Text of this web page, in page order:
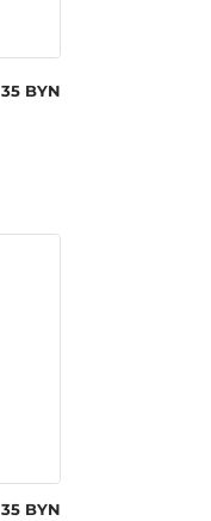
35 BYN
35 BYN